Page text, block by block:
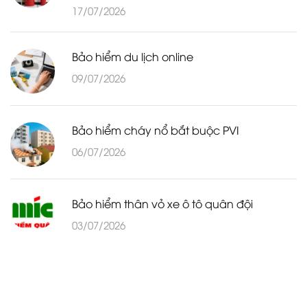
17/07/2026
Bảo hiểm du lịch online
09/07/2026
Bảo hiểm cháy nổ bắt buộc PVI
06/07/2026
Bảo hiểm thân vỏ xe ô tô quân đội
03/07/2026